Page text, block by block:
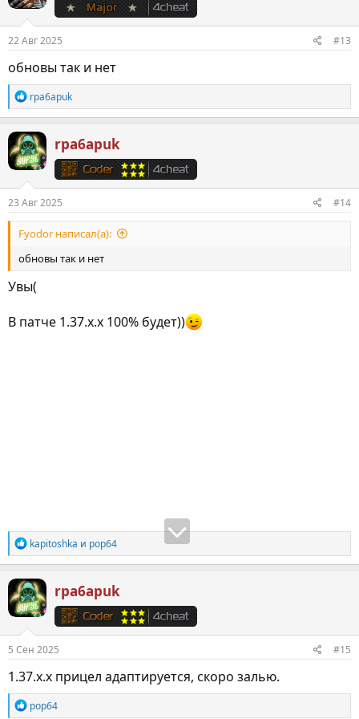
и
:
22 Авг 2025
#13
обновы так и нет
Р
е
а
к
ц
и
и
:
rpa6apuk
rpa6apuk
23 Авг 2025 #14
Fyodor написал(а):
обновы так и нет
Увы(
В патче 1.37.х.х 100% будет))
Р
е
а
к
ц
и
и
:
kapitoshka и pop64
rpa6apuk
5 Сен 2025 #15
1.37.х.х прицел адаптируется, скоро залью.
Р
pop64